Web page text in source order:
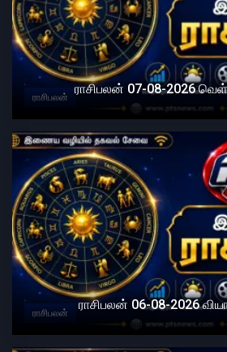
ராசிபலன்
ராசிபலன் 07-08-2026
ராசிபலன்
ராசிபலன் 06-08-2026